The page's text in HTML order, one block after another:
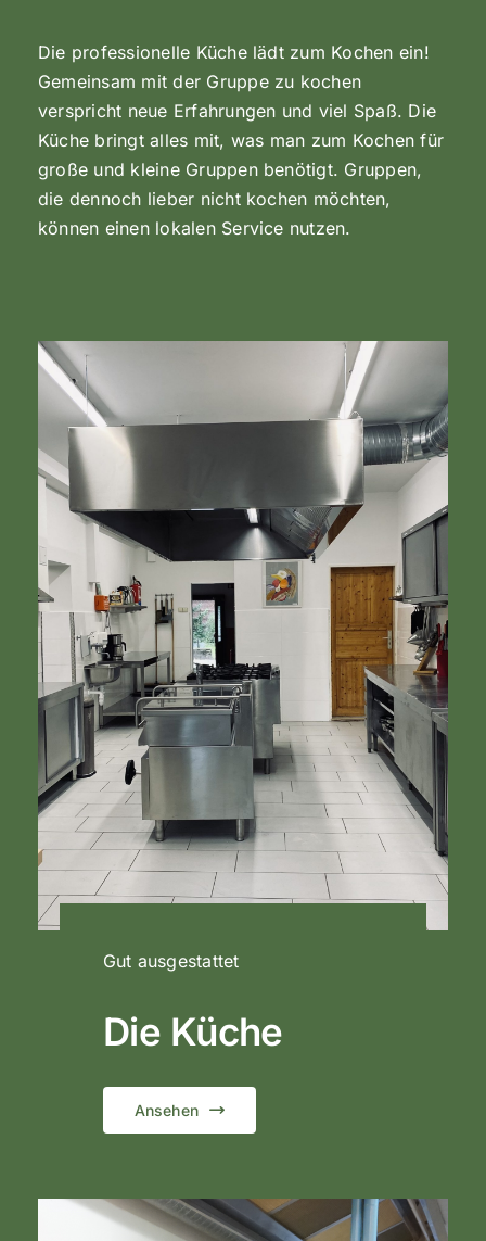
Die professionelle Küche lädt zum Kochen ein!
Gemeinsam mit der Gruppe zu kochen
verspricht neue Erfahrungen und viel Spaß. Die
Küche bringt alles mit, was man zum Kochen für
große und kleine Gruppen benötigt. Gruppen,
die dennoch lieber nicht kochen möchten,
können einen lokalen Service nutzen.
Gut ausgestattet
Die Küche
Ansehen